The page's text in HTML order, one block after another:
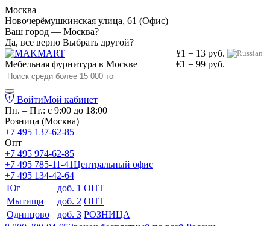
Москва
Новочерёмушкинская улица, 61 (Офис)
Ваш город — Москва?
Да, все верно Выбрать другой?
¥1 = 13 руб.
€1 = 99 руб.
Мебельная фурнитура в Москве
ВойтиМой кабинет
Пн. – Пт.: с 9:00 до 18:00
Розница (Москва)
+7 495 137-62-85
Опт
+7 495 974-62-85
+7 495 785-11-41Центральный офис
+7 495 134-42-64
Юг
доб. 1 ОПТ
Мытищи
доб. 2 ОПТ
Одинцово
доб. 3 РОЗНИЦА